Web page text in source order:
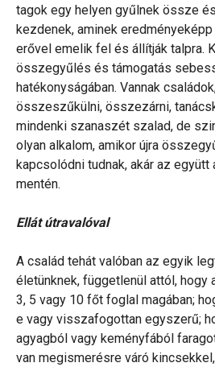
tagok egy helyen gyűlnek össze
kezdenek, aminek
erővel emelik fel és állítják talpra.
összegyűlés és támogatás
hatékonyságában. Vannak
összeszűkülni, összezárni,
mindenki szanaszét szalad, de
olyan alkalom, amikor újra
kapcsolódni tudnak, akár az
mentén.
Ellát útravalóval
A család tehát valóban az egyik
életünknek, függetlenül attól, hogy
3, 5 vagy 10 főt foglal magában;
e vagy visszafogottan egyszerű;
agyagból vagy keményfából
van megismerésre váró